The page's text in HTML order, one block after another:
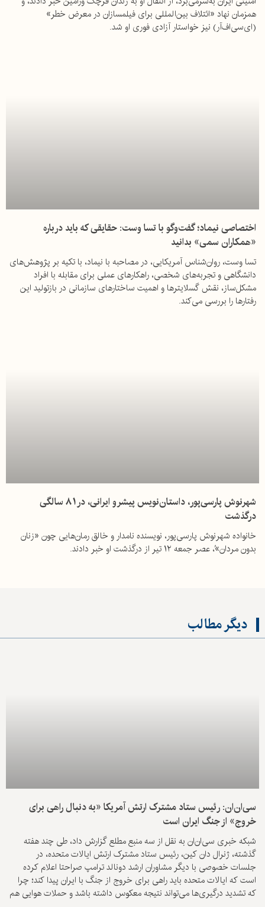
همزمان نهاد «ائتلاف بین‌المللی برای فیلمسازان در معرض خطر»
(ای‌سی‌اف‌آر) نیز خواستار آزادی فوری او شد.
اختصاصی نیماد؛ گفت‌وگو با تسا وست: حقایقی که باید درباره
«همکاران سمی» بدانید
تسا وست، روان‌شناس آمریکایی، در مصاحبه با نیماد، با تکیه بر پژوهش‌های
دانشگاهی و تجربه‌های شخصی، راهکارهای عملی برای مقابله با افراد
مشکل‌ساز، نقش گسلایترها و اهمیت ساختارهای سازمانی در بازتولید این
رفتارها را بررسی می‌کند.
شهرنوش پارسی‌پور، داستان‌نویس پیشرو ایرانی، در ۸۱ سالگی
درگذشت
خانواده شهرنوش پارسی‌پور،‌ نویسنده نامدار و خالق رمان‌هایی چون «زنان
بدون مردان»ُ، عصر جمعه ۱۲ تیر از درگذشت او خبر دادند.
دیگر مطالب
سی‌ان‌ان: رئیس ستاد مشترک ارتش آمریکا «به دنبال راهی برای
خروج» از جنگ ایران است
شبکه خبری سی‌ان‌ان به نقل از سه منبع مطلع گزارش داد، طی چند هفته
گذشته، ژنرال دان کین، رئیس ستاد مشترک ارتش ایالات متحده، در
جلسات خصوصی با دیگر مشاوران ارشد دونالد ترامپ صراحتا اعلام کرده
است که ایالات متحده باید راهی برای خروج از جنگ با ایران پیدا کند؛ چرا
که تشدید درگیری‌ها می‌تواند نتیجه معکوس داشته باشد و حملات هوایی هم